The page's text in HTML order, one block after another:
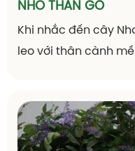
NHO THÂN GỖ
Khi nhắc đến cây
leo với thân cành
quả mọc kín trên
cho sự sung túc, đủ